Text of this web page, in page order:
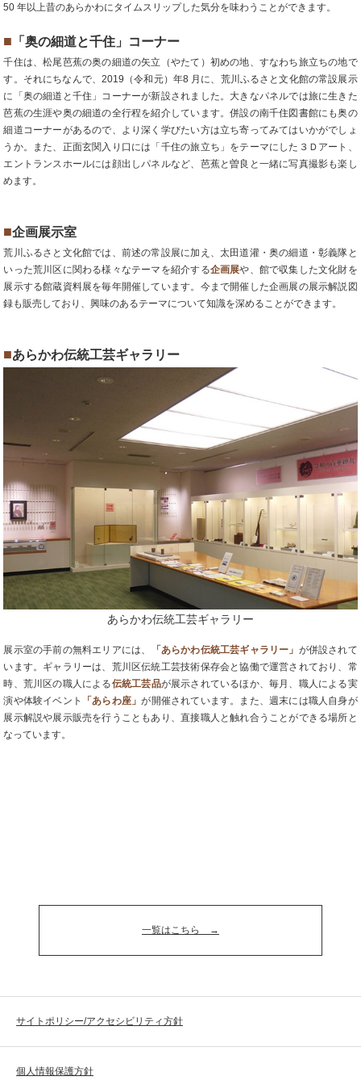
50 年以上昔のあらかわにタイムスリップした気分を味わうことができます。
■ 「奥の細道と千住」コーナー
千住は、松尾芭蕉の奥の細道の矢立（やたて）初めの地、すなわち旅立ちの地で
す。それにちなんで、2019（令和元）年8 月に、荒川ふるさと文化館の常設展示
に「奥の細道と千住」コーナーが新設されました。大きなパネルでは旅に生きた
芭蕉の生涯や奥の細道の全行程を紹介しています。併設の南千住図書館にも奥の
細道コーナーがあるので、より深く学びたい方は立ち寄ってみてはいかがでしょ
うか。また、正面玄関入り口には「千住の旅立ち」をテーマにした３Ｄアート、
エントランスホールには顔出しパネルなど、芭蕉と曽良と一緒に写真撮影も楽し
めます。
■企画展示室
荒川ふるさと文化館では、前述の常設展に加え、太田道灌・奥の細道・彰義隊と
いった荒川区に関わる様々なテーマを紹介する企画展や、館で収集した文化財を
展示する館蔵資料展を毎年開催しています。今まで開催した企画展の展示解説図
録も販売しており、興味のあるテーマについて知識を深めることができます。
■あらかわ伝統工芸ギャラリー
あらかわ伝統工芸ギャラリー
展示室の手前の無料エリアには、 「あらかわ伝統工芸ギャラリー」 が併設されて
います。ギャラリーは、荒川区伝統工芸技術保存会と協働で運営されており、常
時、荒川区の職人による伝統工芸品が展示されているほか、毎月、職人による実
演や体験イベント
「あらわ座」が開催されています。また、週末には職人自身が
展示解説や展示販売を行うこともあり、直接職人と触れ合うことができる場所と
なっています。
一覧はこちら
サイトポリシー/アクセシビリティ方針
個人情報保護方針